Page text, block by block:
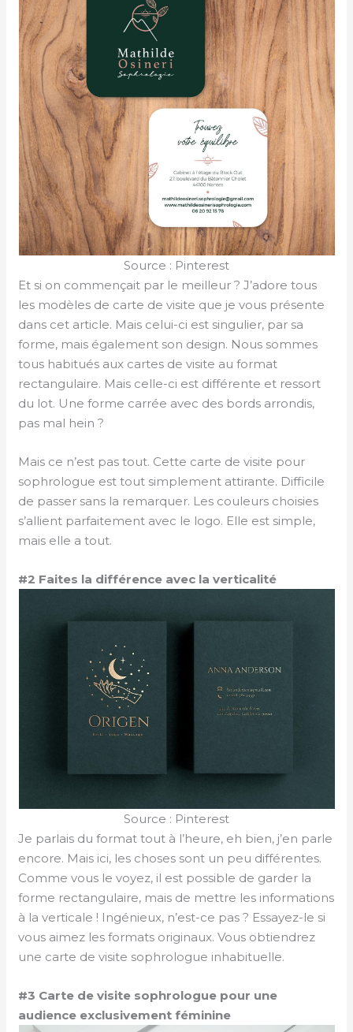
Source : Pinterest
Et si on commençait par le meilleur ? J’adore tous
les modèles de carte de visite que je vous présente
dans cet article. Mais celui-ci est singulier, par sa
forme, mais également son design. Nous sommes
tous habitués aux cartes de visite au format
rectangulaire. Mais celle-ci est différente et ressort
du lot. Une forme carrée avec des bords arrondis,
pas mal hein ?
Mais ce n’est pas tout. Cette carte de visite pour
sophrologue est tout simplement attirante. Difficile
de passer sans la remarquer. Les couleurs choisies
s’allient parfaitement avec le logo. Elle est simple,
mais elle a tout.
#2 Faites la différence avec la verticalité
Source : Pinterest
Je parlais du format tout à l’heure, eh bien, j’en parle
encore. Mais ici, les choses sont un peu différentes.
Comme vous le voyez, il est possible de garder la
forme rectangulaire, mais de mettre les informations
à la verticale ! Ingénieux, n’est-ce pas ? Essayez-le si
vous aimez les formats originaux. Vous obtiendrez
une carte de visite sophrologue inhabituelle.
#3 Carte de visite sophrologue pour une
audience exclusivement féminine